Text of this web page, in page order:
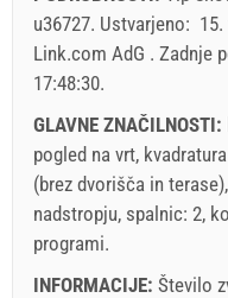
Holiday-Link plača: 30.
%
Obvezno:Prijava gostov
za_person), Prijava
5 EUR (once - za_person)
30
31
u36727. Ustvarjeno:
Link.com AdG . Zadnje
17:48:30.
GLAVNE ZNAČILNOSTI:
pogled na vrt,
(brez dvorišča in
nadstropju, spalnic: 2,
programi.
INFORMACIJE: Število